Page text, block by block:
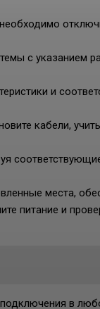
с указанием
и
кабели,
места,
питание и
подключения в